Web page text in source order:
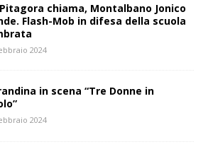
Pitagora chiama, Montalbano Jonico
Flash-Mob in difesa della scuola
2024
in scena “Tre Donne in
2024